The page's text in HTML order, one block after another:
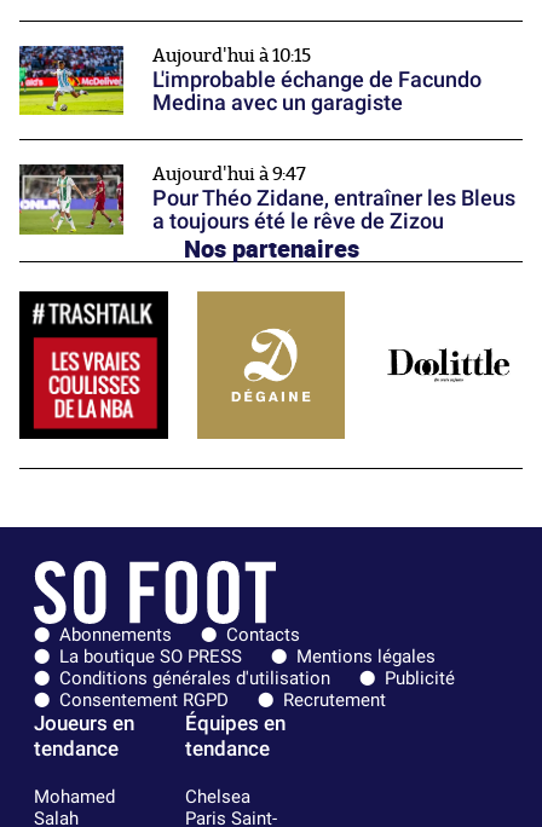
Aujourd'hui à 10:15
L'improbable échange de Facundo
Medina avec un garagiste
Aujourd'hui à 9:47
Pour Théo Zidane, entraîner les Bleus
a toujours été le rêve de Zizou
Nos partenaires
Abonnements
Contacts
La boutique SO PRESS
Mentions légales
Conditions générales d'utilisation
Publicité
Consentement RGPD
Recrutement
Joueurs en
tendance
Mohamed
Salah
Équipes en
tendance
Chelsea
Paris Saint-